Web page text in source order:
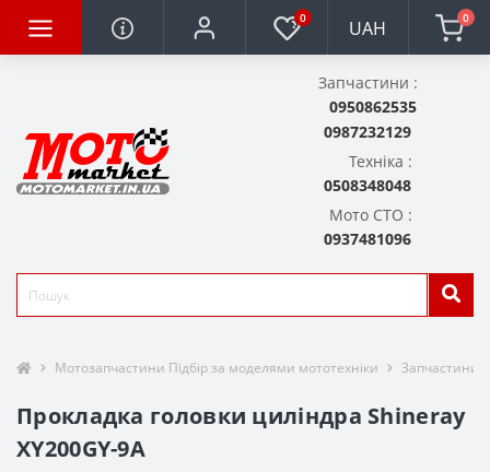
0 UAH 0
Запчастини :
0950862535
0987232129
Техніка :
0508348048
Мото СТО :
0937481096
Мотозапчастини Підбір за моделями мототехніки Запчастини
Прокладка головки циліндра Shineray
XY200GY-9A